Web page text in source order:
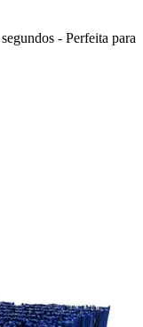
- Perfeita para